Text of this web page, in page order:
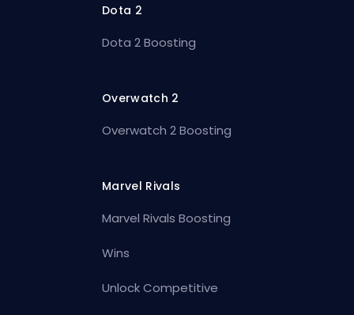
Dota 2
Dota 2 Boosting
Overwatch 2
Overwatch 2 Boosting
Marvel Rivals
Marvel Rivals Boosting
Wins
Unlock Competitive